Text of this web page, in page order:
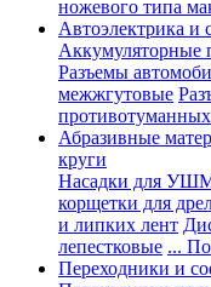
ножевого типа
Автоэлектрика и
Аккумуляторные
Разъемы
межжгутовые
Абразивные
круги
Насадки для УШМ
корщетки для
и липких лент
лепестковые ...
Переходники и